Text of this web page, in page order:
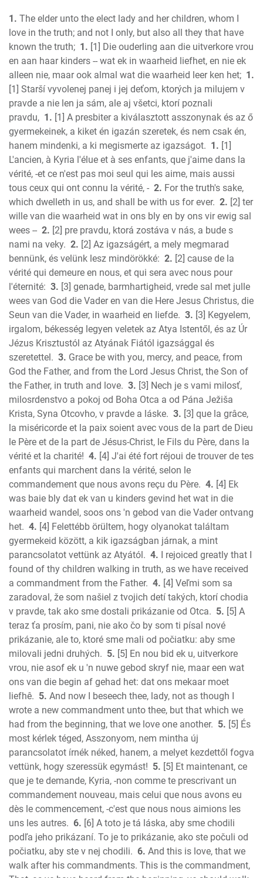
2 Kings
1 Chronicles
2 Chronicles
Ezra
Nehemiah
Esther
Job
Psalms
Proverbs
Ecclesiastes
S of Solomon
Isaiah
Jeremiah
Lamentations
Ezekiel
Daniel
Hosea
Joel
Amos
Obadiah
Jonah
Micah
Nahum
Habakkuk
Zephaniah
Haggai
Zechariah
New Testament
Malachi
Matthew
Mark
Luke
John
Acts
Romans
1 Corinthians
2 Corinthians
Galatians
Ephesians
Phillipians
Colossians
1 Thess.
2 Thess.
1 Timothy
2 Timothy
Titus
Philemon
Hebrews
James
1 Peter
2 Peter
1 John
2 John
3 John
1. The elder unto the elect lady and her children, whom I
love in the truth; and not I only, but also all they that have
known the truth; 1. [1] Die ouderling aan die uitverkore vrou
en aan haar kinders -- wat ek in waarheid liefhet, en nie ek
alleen nie, maar ook almal wat die waarheid leer ken het; 1.
[1] Starší vyvolenej panej i jej deťom, ktorých ja milujem v
pravde a nie len ja sám, ale aj všetci, ktorí poznali
pravdu, 1. [1] A presbiter a kiválasztott asszonynak és az ő
gyermekeinek, a kiket én igazán szeretek, és nem csak én,
hanem mindenki, a ki megismerte az igazságot. 1. [1]
L'ancien, à Kyria l'élue et à ses enfants, que j'aime dans la
vérité, -et ce n'est pas moi seul qui les aime, mais aussi
tous ceux qui ont connu la vérité, - 2. For the truth's sake,
which dwelleth in us, and shall be with us for ever. 2. [2] ter
wille van die waarheid wat in ons bly en by ons vir ewig sal
wees -- 2. [2] pre pravdu, ktorá zostáva v nás, a bude s
nami na veky. 2. [2] Az igazságért, a mely megmarad
bennünk, és velünk lesz mindörökké: 2. [2] cause de la
vérité qui demeure en nous, et qui sera avec nous pour
l'éternité: 3. [3] genade, barmhartigheid, vrede sal met julle
wees van God die Vader en van die Here Jesus Christus, die
Seun van die Vader, in waarheid en liefde. 3. [3] Kegyelem,
irgalom, békesség legyen veletek az Atya Istentől, és az Úr
Jézus Krisztustól az Atyának Fiától igazsággal és
szeretettel. 3. Grace be with you, mercy, and peace, from
God the Father, and from the Lord Jesus Christ, the Son of
the Father, in truth and love. 3. [3] Nech je s vami milosť,
milosrdenstvo a pokoj od Boha Otca a od Pána Ježiša
Krista, Syna Otcovho, v pravde a láske. 3. [3] que la grâce,
la miséricorde et la paix soient avec vous de la part de Dieu
le Père et de la part de Jésus-Christ, le Fils du Père, dans la
vérité et la charité! 4. [4] J'ai été fort réjoui de trouver de tes
enfants qui marchent dans la vérité, selon le
commandement que nous avons reçu du Père. 4. [4] Ek
was baie bly dat ek van u kinders gevind het wat in die
waarheid wandel, soos ons 'n gebod van die Vader ontvang
het. 4. [4] Felettébb örültem, hogy olyanokat találtam
gyermekeid között, a kik igazságban járnak, a mint
parancsolatot vettünk az Atyától. 4. I rejoiced greatly that I
found of thy children walking in truth, as we have received
a commandment from the Father. 4. [4] Veľmi som sa
zaradoval, že som našiel z tvojich detí takých, ktorí chodia
v pravde, tak ako sme dostali prikázanie od Otca. 5. [5] A
teraz ťa prosím, pani, nie ako čo by som ti písal nové
prikázanie, ale to, ktoré sme mali od počiatku: aby sme
milovali jedni druhých. 5. [5] En nou bid ek u, uitverkore
vrou, nie asof ek u 'n nuwe gebod skryf nie, maar een wat
ons van die begin af gehad het: dat ons mekaar moet
liefhê. 5. And now I beseech thee, lady, not as though I
wrote a new commandment unto thee, but that which we
had from the beginning, that we love one another. 5. [5] És
most kérlek téged, Asszonyom, nem mintha új
parancsolatot írnék néked, hanem, a melyet kezdettől fogva
vettünk, hogy szeressük egymást! 5. [5] Et maintenant, ce
que je te demande, Kyria, -non comme te prescrivant un
commandement nouveau, mais celui que nous avons eu
dès le commencement, -c'est que nous nous aimions les
uns les autres. 6. [6] A toto je tá láska, aby sme chodili
podľa jeho prikázaní. To je to prikázanie, ako ste počuli od
počiatku, aby ste v nej chodili. 6. And this is love, that we
walk after his commandments. This is the commandment,